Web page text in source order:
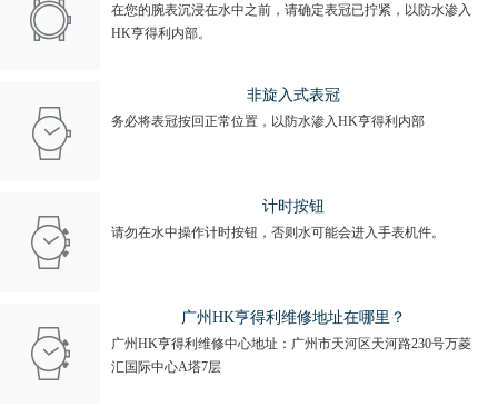
在您的腕表沉浸在水中之前，请确定表冠已拧紧，以防水渗入
HK亨得利内部。
非旋入式表冠
务必将表冠按回正常位置，以防水渗入HK亨得利内部
计时按钮
请勿在水中操作计时按钮，否则水可能会进入手表机件。
广州HK亨得利维修地址在哪里？
广州HK亨得利维修中心地址：广州市天河区天河路230号万菱
汇国际中心A塔7层